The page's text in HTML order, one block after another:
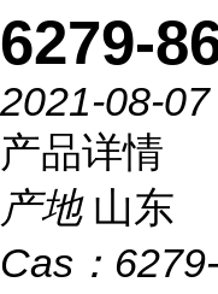
6279-
2021-08-07
产品详情
产地 山东
Cas：